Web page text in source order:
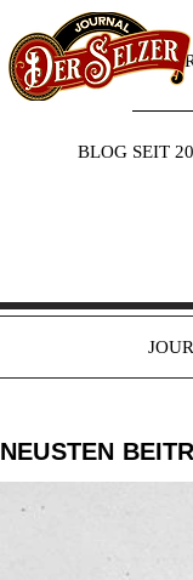
BLOG SEIT
NEUSTEN